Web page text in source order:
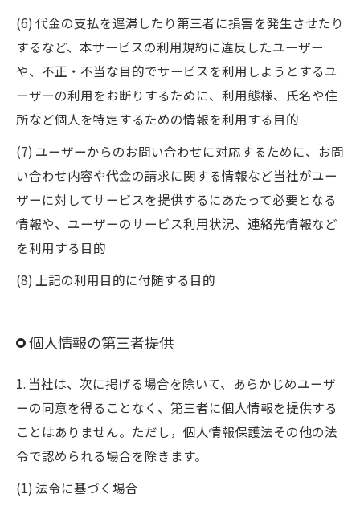
(6) 代金の支払を遅滞したり第三者に損害を発生させたり
するなど、本サービスの利用規約に違反したユーザー
や、不正・不当な目的でサービスを利用しようとするユ
ーザーの利用をお断りするために、利用態様、氏名や住
所など個人を特定するための情報を利用する目的
(7) ユーザーからのお問い合わせに対応するために、お問
い合わせ内容や代金の請求に関する情報など当社がユー
ザーに対してサービスを提供するにあたって必要となる
情報や、ユーザーのサービス利用状況、連絡先情報など
を利用する目的
(8) 上記の利用目的に付随する目的
個人情報の第三者提供
1. 当社は、次に掲げる場合を除いて、あらかじめユーザ
ーの同意を得ることなく、第三者に個人情報を提供する
ことはありません。ただし，個人情報保護法その他の法
令で認められる場合を除きます。
(1) 法令に基づく場合